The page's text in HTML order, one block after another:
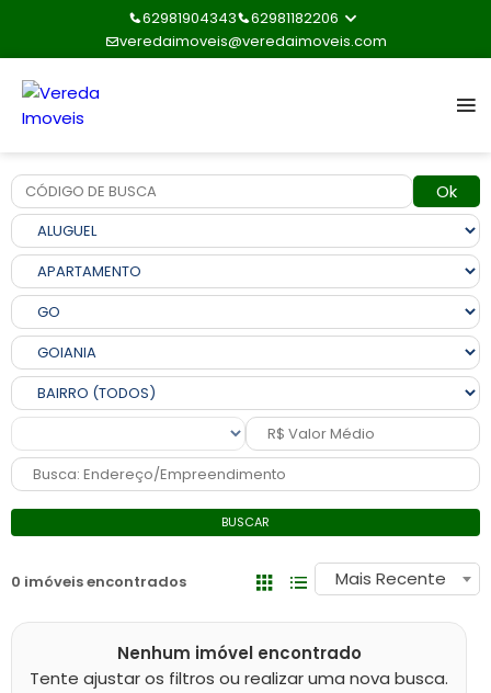
62981904343
62981182206
veredaimoveis@veredaimoveis.com
Ok
BUSCAR
0 imóveis encontrados Mais Recente
Nenhum imóvel encontrado
Tente ajustar os filtros ou realizar uma nova busca.